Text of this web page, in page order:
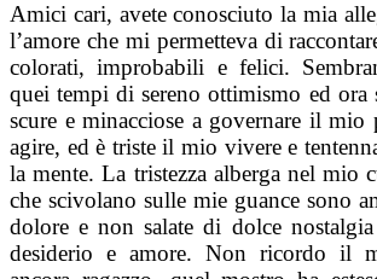
Amici cari, avete conosciuto la mia
l’amore che mi permetteva di
colorati, improbabili e felici.
quei tempi di sereno ottimismo ed ora
scure e minacciose a governare il mio
agire, ed è triste il mio vivere e
la mente. La tristezza alberga nel mio
che scivolano sulle mie guance sono
dolore e non salate di dolce
desiderio e amore. Non ricordo il